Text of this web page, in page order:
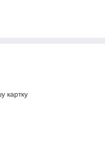
картку